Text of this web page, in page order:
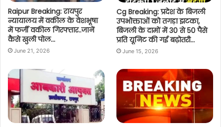
Raipur Breaking: रायपुर
न्यायालय में वकील के वेशभूषा
में फर्जी वकील गिरफ्तार..जानें
कैसे खुली पोल…
June 21, 2026
Cg Breaking: प्रदेश के बिजली
उपभोक्ताओं को तगड़ा झटका,
बिजली के दामों में 30 से 50 पैसे
प्रति यूनिट की गई बढ़ोतरी…
June 15, 2026